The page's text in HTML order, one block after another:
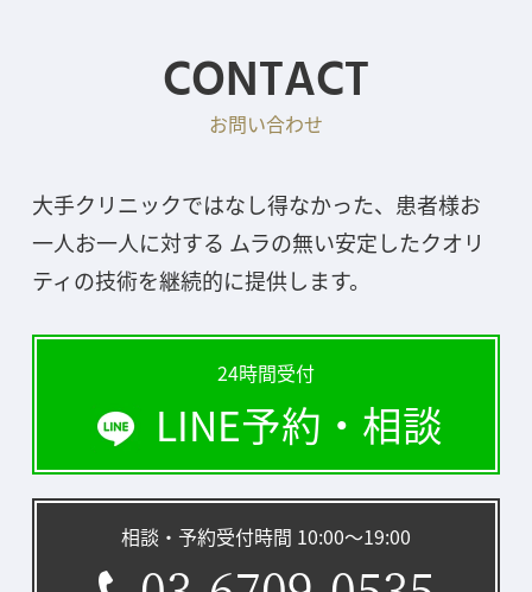
CONTACT
お問い合わせ
大手クリニックではなし得なかった、患者様お
一人お一人に対する ムラの無い安定したクオリ
ティの技術を継続的に提供します。
相談・予約受付時間 10:00〜19:00
24時間受付
LINE予約・相談